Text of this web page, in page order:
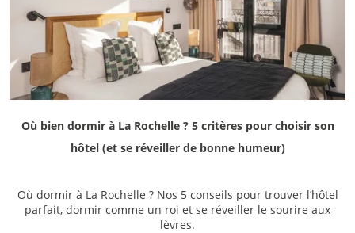
Où bien dormir à La Rochelle ? 5 critères pour choisir son
hôtel (et se réveiller de bonne humeur)
Où dormir à La Rochelle ? Nos 5 conseils pour trouver l’hôtel
parfait, dormir comme un roi et se réveiller le sourire aux
lèvres.